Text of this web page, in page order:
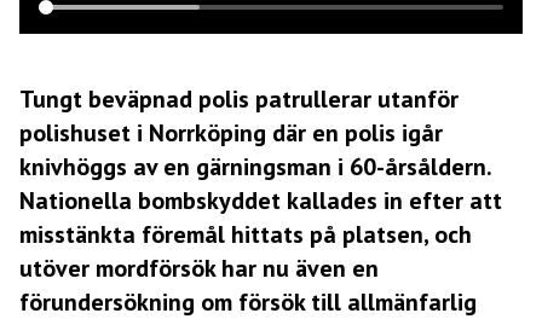
Tungt beväpnad polis patrullerar utanför
polishuset i Norrköping där en polis igår
knivhöggs av en gärningsman i 60-årsåldern.
Nationella bombskyddet kallades in efter att
misstänkta föremål hittats på platsen, och
utöver mordförsök har nu även en
förundersökning om försök till allmänfarlig